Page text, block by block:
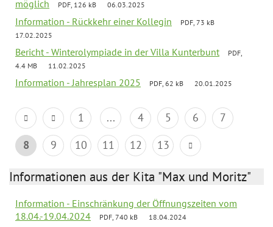
möglich PDF, 126 kB 06.03.2025
Information - Rückkehr einer Kollegin
PDF, 73 kB
17.02.2025
Bericht - Winterolympiade in der Villa Kunterbunt
PDF,
4.4 MB
11.02.2025
Information - Jahresplan 2025 PDF, 62 kB 20.01.2025
1 ... 4 5 6
7
8
9 10 11 12 13
Informationen aus der Kita "Max und Moritz"
Information - Einschränkung der Öffnungszeiten vom
18.04.-19.04.2024
PDF, 740 kB 18.04.2024